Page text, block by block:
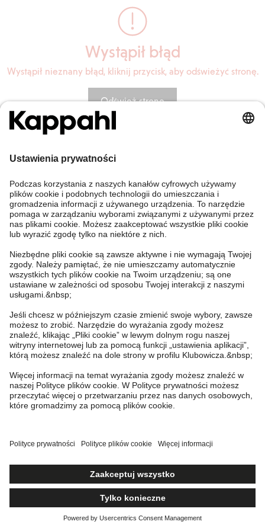
Wystąpił błąd
Wystąpił nieznany błąd, kliknij przycisk, aby odświeżyć stronę.
Odśwież stronę